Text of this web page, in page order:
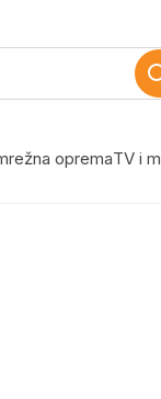
opremaTV i